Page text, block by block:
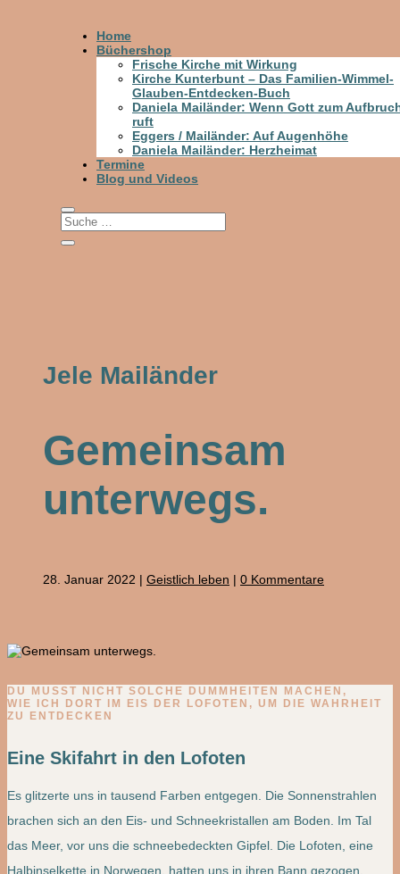
Home
Büchershop
Frische Kirche mit Wirkung
Kirche Kunterbunt – Das Familien-Wimmel-
Glauben-Entdecken-Buch
Daniela Mailänder: Wenn Gott zum
ruft
Eggers / Mailänder: Auf Augenhöhe
Daniela Mailänder: Herzheimat
Termine
Blog und Videos
Jele Mailänder
Gemeinsam
unterwegs.
28. Januar 2022 | Geistlich leben | 0 Kommentare
DU MUSST NICHT SOLCHE DUMMHEITEN MACHEN,
WIE ICH DORT IM EIS DER LOFOTEN, UM DIE WAHRHEIT
ZU ENTDECKEN
Eine Skifahrt in den Lofoten
Es glitzerte uns in tausend Farben entgegen. Die Sonnenstrahlen
brachen sich an den Eis- und Schneekristallen am Boden. Im Tal
das Meer, vor uns die schneebedeckten Gipfel. Die Lofoten, eine
Halbinselkette in Norwegen, hatten uns in ihren Bann gezogen.